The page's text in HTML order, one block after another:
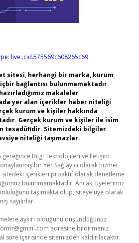
live:.cid.575569c608265c69
sitesi, herhangi bir marka, kurum
bağlantısı bulunmamaktadır.
makaleler
yer alan içerikler haber niteliği
kurum ve kişiler hakkında
Gerçek kurum ve kişiler ile isim
tesadüfidir. Sitemizdeki bilgiler
niteliği taşımazlar.
gereğince Bilgi Teknolojileri ve İletişim
bir Yer Sağlayıcı olarak hizmet
içerikleri proaktif olarak denetleme
bulunmamaktadır. Ancak, üyelerimiz
taşımakta olup, siteye üye olarak
sayılırlar.
aykırı olduğunu düşündüğünüz
adresine bildirmeniz
süre içerisinde sitemizden kaldırılacaktır.